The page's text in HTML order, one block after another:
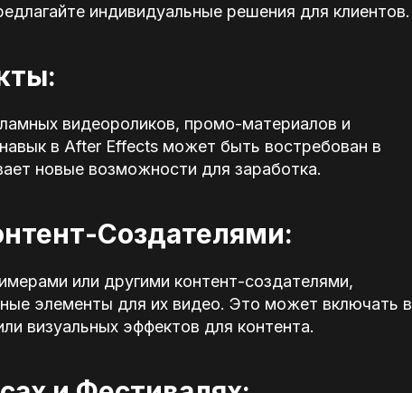
индивидуальные решения для клиентов.
видеороликов, промо-материалов и
в After Effects может быть востребован в
новые возможности для заработка.
Создателями:
или другими контент-создателями,
элементы для их видео. Это может включать в
визуальных эффектов для контента.